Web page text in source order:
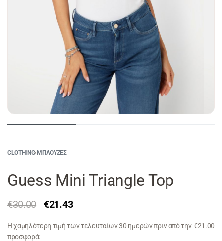
CLOTHING› ΜΠΛΟΎΖΕΣ
Guess Mini Triangle Top
€30.00 €21.43
Η χαμηλότερη τιμή των τελευταίων 30 ημερών πριν από την
προσφορά:
€21.00